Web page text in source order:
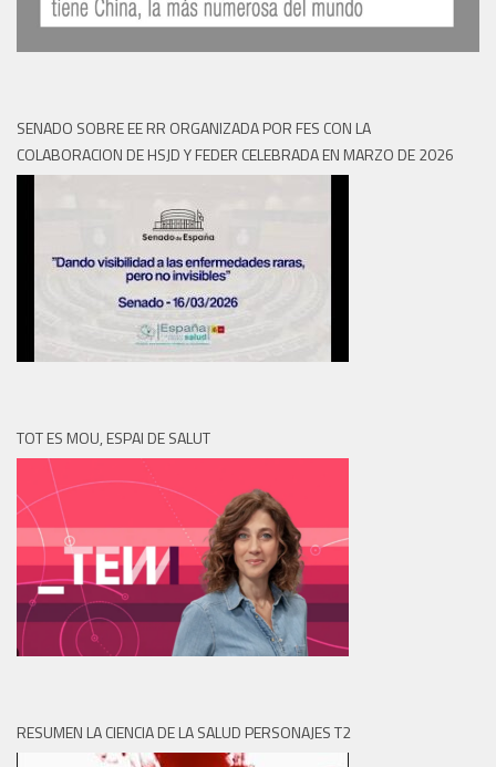
SENADO SOBRE EE RR ORGANIZADA POR FES CON LA
COLABORACION DE HSJD Y FEDER CELEBRADA EN MARZO DE 2026
TOT ES MOU, ESPAI DE SALUT
RESUMEN LA CIENCIA DE LA SALUD PERSONAJES T2